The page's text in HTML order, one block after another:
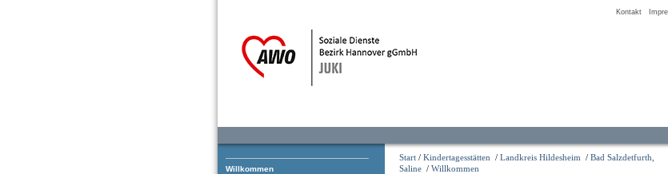
Kontakt
Willkommen
Start / Kindertagesstätten / Landkreis Hildesheim / Bad Salzdetfurth,
Saline / Willkommen